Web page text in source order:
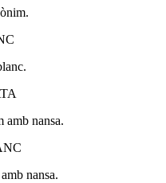
amb nansa.
nansa.